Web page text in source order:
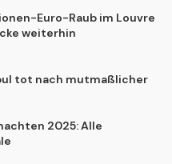
Euro-Raub im Louvre
weiterhin
tot nach mutmaßlicher
2025: Alle